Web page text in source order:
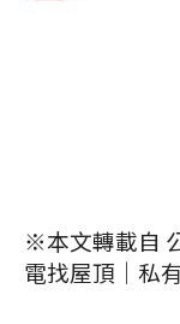
※本文轉載自
電找屋頂｜私